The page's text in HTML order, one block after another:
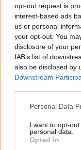
opt-out request is
interest-based ads
us or personal
your opt-out. You
disclosure of your
IAB’s list of
also be disclosed by
Downstream
Please note that
not limited to your
grant or deny
use your data for
Personal Data
I want to opt-
personal data.
Opted In
Az izraeli
Izrael
az
felelős –
megerősítette,
egy listát
amelyeket az
való
A kettős